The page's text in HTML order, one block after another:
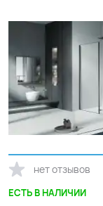
нет отзывов
ЕСТЬ В НАЛИЧИИ